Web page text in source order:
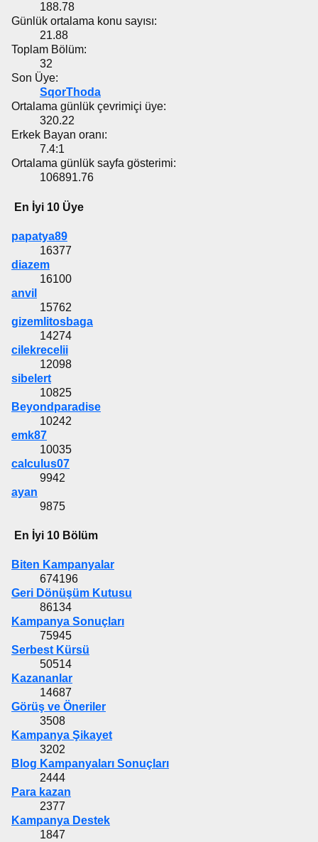
188.78
Günlük ortalama konu sayısı:
21.88
Toplam Bölüm:
32
Son Üye:
SqorThoda
Ortalama günlük çevrimiçi üye:
320.22
Erkek Bayan oranı:
7.4:1
Ortalama günlük sayfa gösterimi:
106891.76
En İyi 10 Üye
papatya89
16377
diazem
16100
anvil
15762
gizemlitosbaga
14274
cilekrecelii
12098
sibelert
10825
Beyondparadise
10242
emk87
10035
calculus07
9942
ayan
9875
En İyi 10 Bölüm
Biten Kampanyalar
674196
Geri Dönüşüm Kutusu
86134
Kampanya Sonuçları
75945
Serbest Kürsü
50514
Kazananlar
14687
Görüş ve Öneriler
3508
Kampanya Şikayet
3202
Blog Kampanyaları Sonuçları
2444
Para kazan
2377
Kampanya Destek
1847